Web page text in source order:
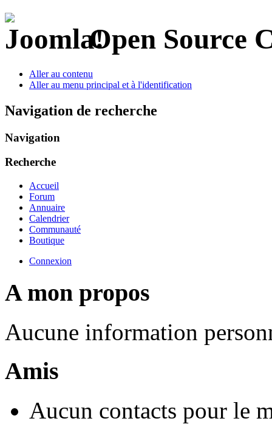
Open Source
Aller au contenu
Aller au menu principal et à l'identification
Navigation de recherche
Navigation
Recherche
Accueil
Forum
Annuaire
Calendrier
Communauté
Boutique
Connexion
A mon propos
Aucune information
Amis
Aucun contacts pour le